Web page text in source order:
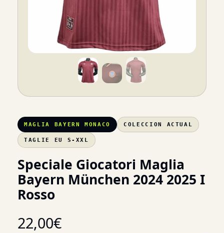
MAGLIA BAYERN MONACO COLECCION ACTUAL
TAGLIE EU S-XXL
Speciale Giocatori Maglia
Bayern München 2024 2025 I
Rosso
22,00€